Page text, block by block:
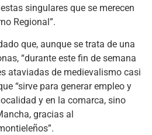
singulares que se merecen
Regional”.
que, aunque se trata de una
“durante este fin de semana
ataviadas de medievalismo casi
“sirve para generar empleo y
y en la comarca, sino
gracias al